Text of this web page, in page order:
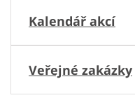
Bohunice
Kalendář akcí
Veřejné zakázky